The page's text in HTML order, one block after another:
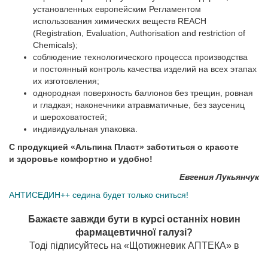
установленных европейским Регламентом
использования химических веществ REACH
(Registration, Evaluation, Authorisation and restriction of
Chemicals);
соблюдение технологического процесса производства
и постоянный контроль качества изделий на всех этапах
их изготовления;
однородная поверхность баллонов без трещин, ровная
и гладкая; наконечники атравматичные, без заусениц
и шероховатостей;
индивидуальная упаковка.
С продукцией «Альпина Пласт» заботиться о красоте
и здоровье комфортно и удобно!
Евгения Лукьянчук
АНТИСЕДИН++ седина будет только сниться!
Бажаєте завжди бути в курсі останніх новин
фармацевтичної галузі?
Тоді підписуйтесь на «Щотижневик АПТЕКА» в